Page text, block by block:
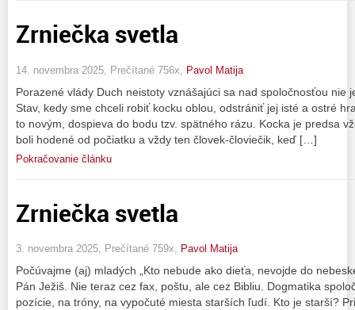
Zrniečka svetla
14. novembra 2025, Prečítané 756x, Pavol Matija
Porazené vlády Duch neistoty vznášajúci sa nad spoločnosťou nie
Stav, kedy sme chceli robiť kocku oblou, odstrániť jej isté a ostré
to novým, dospieva do bodu tzv. spätného rázu. Kocka je predsa
boli hodené od počiatku a vždy ten človek-človiečik, keď […]
Pokračovanie článku
Zrniečka svetla
3. novembra 2025, Prečítané 759x, Pavol Matija
Počúvajme (aj) mladých „Kto nebude ako dieťa, nevojde do
Pán Ježiš. Nie teraz cez fax, poštu, ale cez Bibliu. Dogmatika
pozície, na tróny, na vypočuté miesta starších ľudí. Kto je starší?